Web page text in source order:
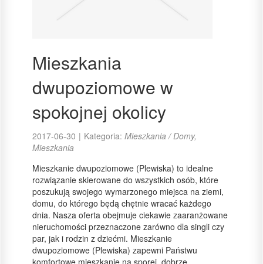
Mieszkania
dwupoziomowe w
spokojnej okolicy
2017-06-30 | Kategoria: Mieszkania / Domy,
Mieszkania
Mieszkanie dwupoziomowe (Plewiska) to idealne
rozwiązanie skierowane do wszystkich osób, które
poszukują swojego wymarzonego miejsca na ziemi,
domu, do którego będą chętnie wracać każdego
dnia. Nasza oferta obejmuje ciekawie zaaranżowane
nieruchomości przeznaczone zarówno dla singli czy
par, jak i rodzin z dziećmi. Mieszkanie
dwupoziomowe (Plewiska) zapewni Państwu
komfortowe mieszkanie na sporej, dobrze